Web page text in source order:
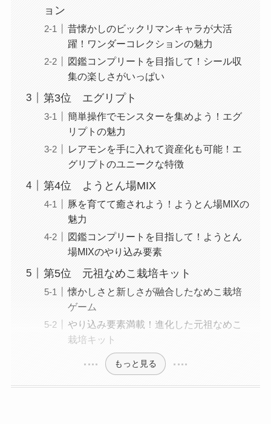
ョン
昔懐かしのビックリマンキャラが大活
躍！ワンダーコレクションの魅力
図鑑コンプリートを目指して！シール収
集の楽しさがいっぱい
第3位 エグリプト
簡単操作でモンスターを集めよう！エグ
リプトの魅力
レアモンを手に入れて資産化も可能！エ
グリプトのユニークな特徴
第4位 ようとん場MIX
豚を育てて癒されよう！ようとん場MIXの
魅力
図鑑コンプリートを目指して！ようとん
場MIXのやり込み要素
第5位 元祖なめこ栽培キット
懐かしさと新しさが融合したなめこ栽培
ゲーム
やり込み要素満載！進化した元祖なめこ
栽培キット
もっと見る